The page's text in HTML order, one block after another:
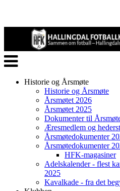
Veksle
navigasjon
Historie og Årsmøte
Historie og Årsmøte
Årsmøtet 2026
Årsmøtet 2025
Dokumenter til
Æresmedlem og
Årsmøtedokumenter
Årsmøtedokumenter
HFK-magasiner
Adelskalender - flest
2025
Kavalkade - fra det